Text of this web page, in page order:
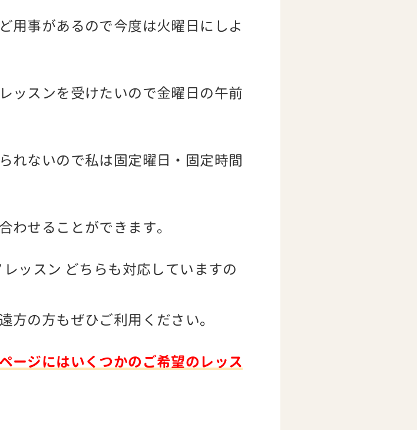
用事があるので今度は火曜日にしよ
ッスンを受けたいので金曜日の午前
れないので私は固定曜日・固定時間
わせることができます。
ッスン どちらも対応していますの
方の方もぜひご利用ください。
ージにはいくつかのご希望のレッス